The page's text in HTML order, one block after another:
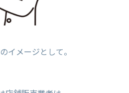
ージとして。